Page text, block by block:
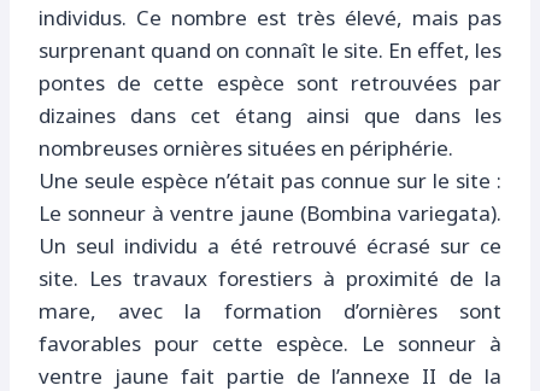
individus. Ce nombre est très élevé, mais pas
surprenant quand on connaît le site. En effet, les
pontes de cette espèce sont retrouvées par
dizaines dans cet étang ainsi que dans les
nombreuses ornières situées en périphérie.
Une seule espèce n’était pas connue sur le site :
Le sonneur à ventre jaune (Bombina variegata).
Un seul individu a été retrouvé écrasé sur ce
site. Les travaux forestiers à proximité de la
mare, avec la formation d’ornières sont
favorables pour cette espèce. Le sonneur à
ventre jaune fait partie de l’annexe II de la